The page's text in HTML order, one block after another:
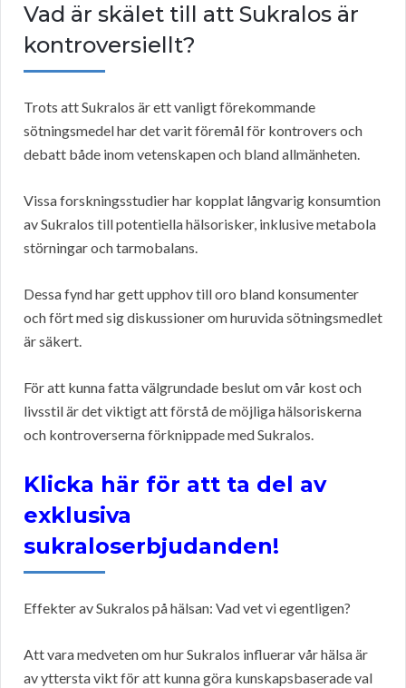
Vad är skälet till att Sukralos är
kontroversiellt?
Trots att Sukralos är ett vanligt förekommande
sötningsmedel har det varit föremål för kontrovers och
debatt både inom vetenskapen och bland allmänheten.
Vissa forskningsstudier har kopplat långvarig konsumtion
av Sukralos till potentiella hälsorisker, inklusive metabola
störningar och tarmobalans.
Dessa fynd har gett upphov till oro bland konsumenter
och fört med sig diskussioner om huruvida sötningsmedlet
är säkert.
För att kunna fatta välgrundade beslut om vår kost och
livsstil är det viktigt att förstå de möjliga hälsoriskerna
och kontroverserna förknippade med Sukralos.
Klicka här för att ta del av
exklusiva
sukraloserbjudanden!
Effekter av Sukralos på hälsan: Vad vet vi egentligen?
Att vara medveten om hur Sukralos influerar vår hälsa är
av yttersta vikt för att kunna göra kunskapsbaserade val